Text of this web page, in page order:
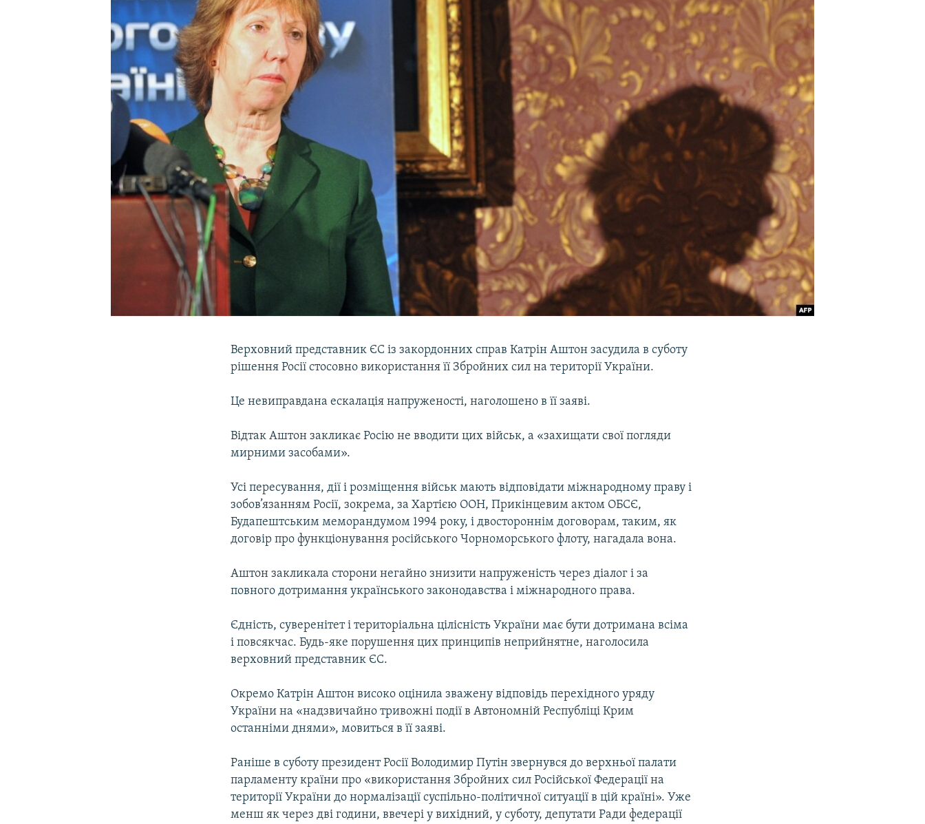
УКРАЇНСЬКА ПРОБЛЕМА КРИМУ
Верховний представник ЄС із закордонних справ Катрін Аштон засудила в суботу
рішення Росії стосовно використання її Збройних сил на території України.
Це невиправдана ескалація напруженості, наголошено в її заяві.
Відтак Аштон закликає Росію не вводити цих військ, а «захищати свої погляди
мирними засобами».
Усі пересування, дії і розміщення військ мають відповідати міжнародному праву і
зобов’язанням Росії, зокрема, за Хартією ООН, Прикінцевим актом ОБСЄ,
Будапештським меморандумом 1994 року, і двостороннім договорам, таким, як
договір про функціонування російського Чорноморського флоту, нагадала вона.
Аштон закликала сторони негайно знизити напруженість через діалог і за
повного дотримання українського законодавства і міжнародного права.
Єдність, суверенітет і територіальна цілісність України має бути дотримана всіма
і повсякчас. Будь-яке порушення цих принципів неприйнятне, наголосила
верховний представник ЄС.
Окремо Катрін Аштон високо оцінила зважену відповідь перехідного уряду
України на «надзвичайно тривожні події в Автономній Республіці Крим
останніми днями», мовиться в її заяві.
Раніше в суботу президент Росії Володимир Путін звернувся до верхньої палати
парламенту країни про «використання Збройних сил Російської Федерації на
території України до нормалізації суспільно-політичної ситуації в цій країні». Уже
менш як через дві години, ввечері у вихідний, у суботу, депутати Ради федерації